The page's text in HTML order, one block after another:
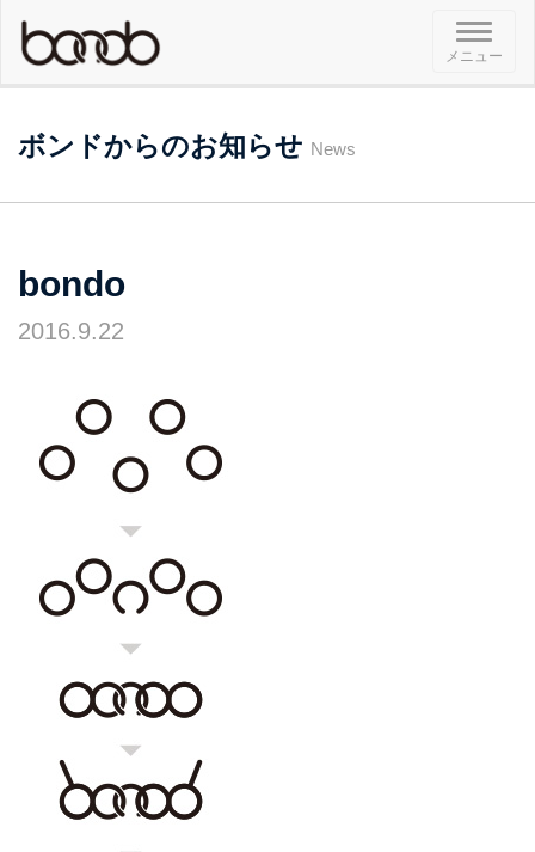
メ
ニ
ュ
メニュー
ボンドからのお知らせ News
bondo
2016.9.22